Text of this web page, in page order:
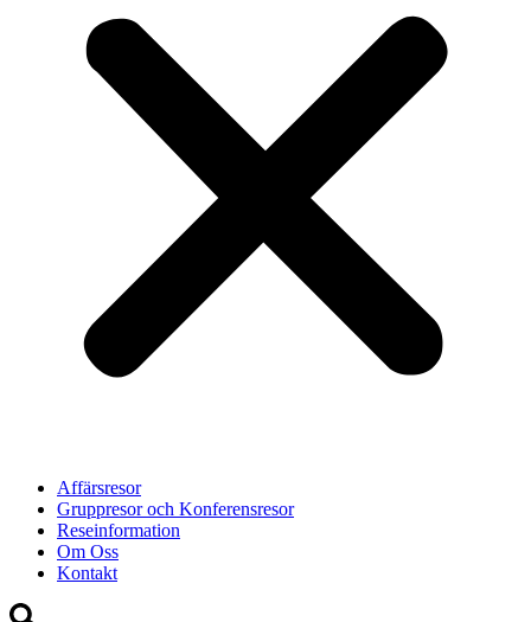
Affärsresor
Gruppresor och Konferensresor
Reseinformation
Om Oss
Kontakt